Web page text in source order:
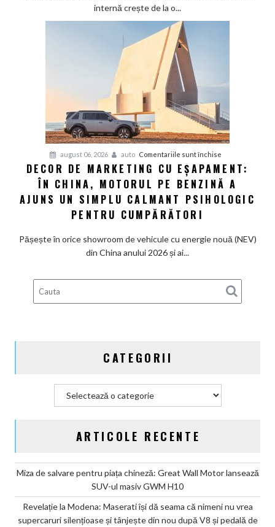
și
din
nou
după
și
pedală
de
ambreiaj
internă crește de la o...
august 06, 2026 auto Comentariile sunt închise
Decor
de
marketing
benzină
a
pentru
DECOR DE MARKETING CU EȘAPAMENT:
ÎN CHINA, MOTORUL PE BENZINĂ A
AJUNS UN SIMPLU CALMANT PSIHOLOGIC
PENTRU CUMPĂRĂTORI
Pășește în orice showroom de vehicule cu energie nouă (NEV)
din China anului 2026 și ai...
CATEGORII
ARTICOLE RECENTE
Miza de salvare pentru piața chineză: Great Wall Motor lansează
SUV-ul masiv GWM H10
Revelație la Modena: Maserati își dă seama că nimeni nu vrea
supercaruri silențioase și tânjește din nou după V8 și pedală de